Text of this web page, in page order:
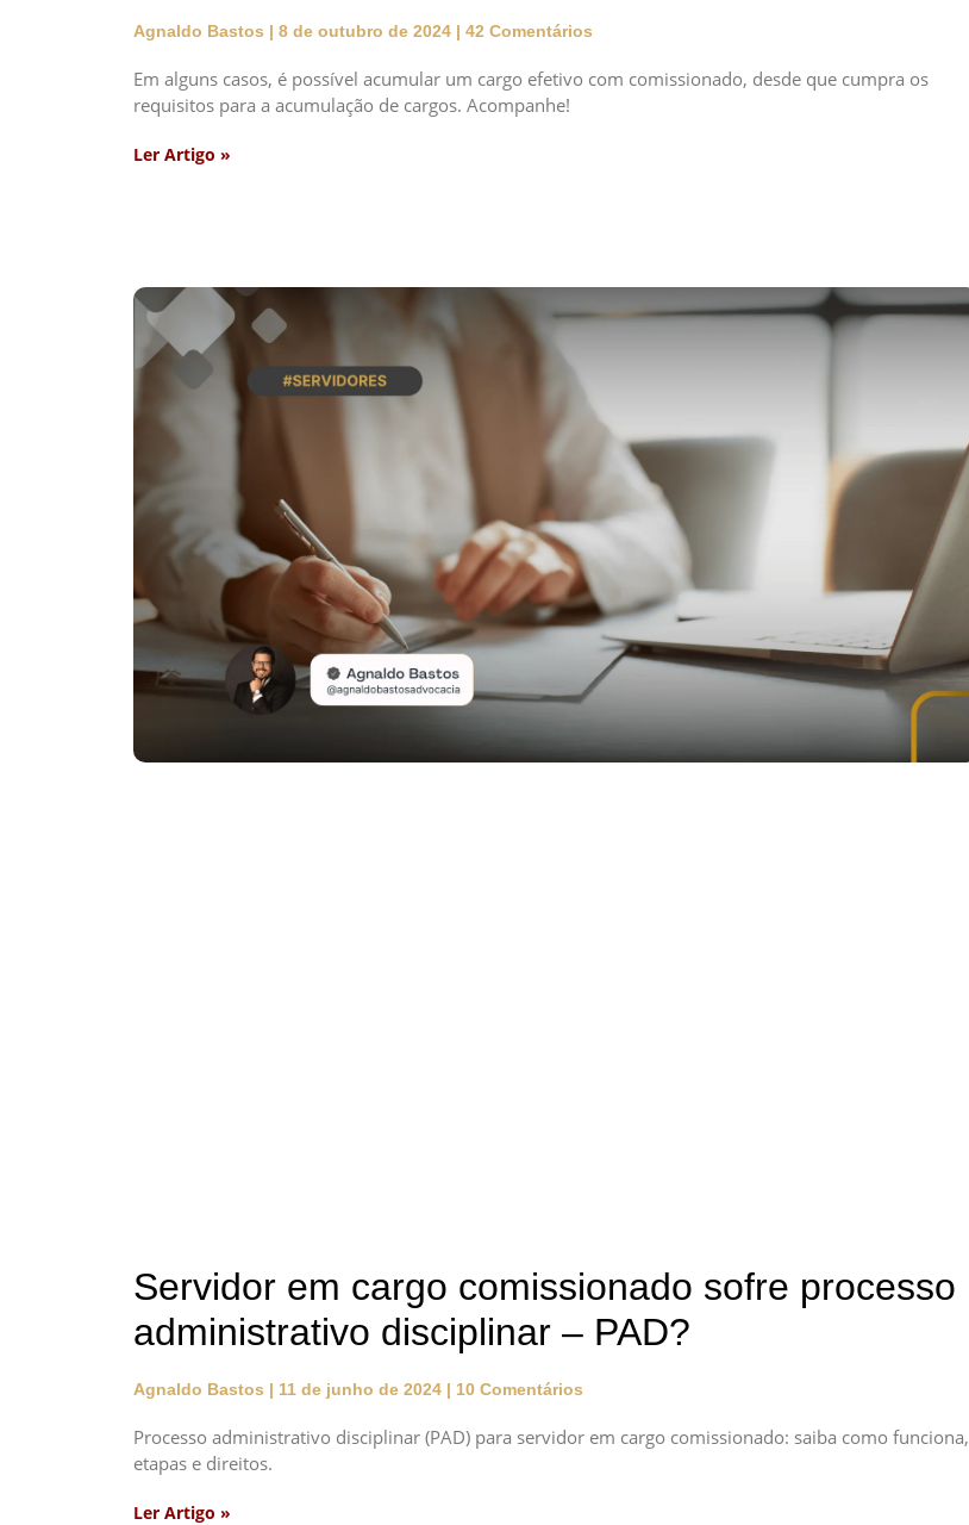
Agnaldo Bastos 8 de outubro de 2024 42 Comentários
Em alguns casos, é possível acumular um cargo efetivo com comissionado, desde que cumpra os
requisitos para a acumulação de cargos. Acompanhe!
Ler Artigo »
Servidor em cargo comissionado sofre processo
administrativo disciplinar – PAD?
Agnaldo Bastos 11 de junho de 2024 10 Comentários
Processo administrativo disciplinar (PAD) para servidor em cargo comissionado: saiba como funciona,
etapas e direitos.
Ler Artigo »